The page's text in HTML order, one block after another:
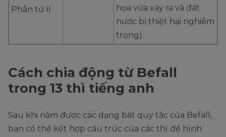
Phân từ II
họa vừa xảy ra và đất
nước bị thiệt hại nghiêm
trọng).
Cách chia động từ Befall
trong 13 thì tiếng anh
Sau khi nắm được các dạng bất quy tắc của Befall,
bạn có thể kết hợp cấu trúc của các thì để hình